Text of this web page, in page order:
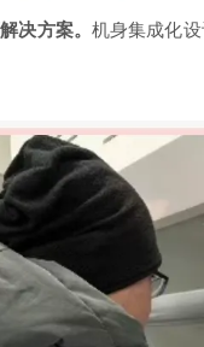
决方案。 机身集成化